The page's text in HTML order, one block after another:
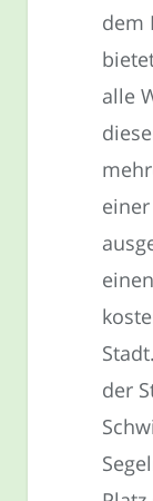
dem
alle
der